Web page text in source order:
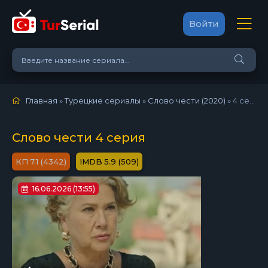
Войти
Главная »Турецкие сериалы » Слово чести (2020) »4 серия
Слово чести 4 серия
7.1 (4342) 5.9 (509)
16.06.2026 (13:55)